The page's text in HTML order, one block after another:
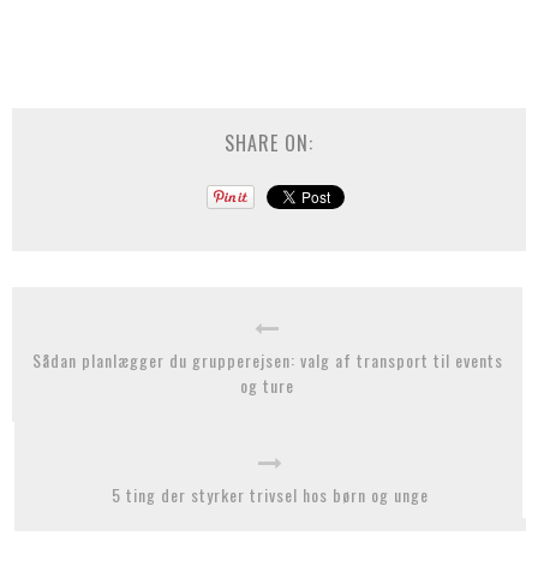
SHARE ON:
Sådan planlægger du grupperejsen: valg af transport til events
og ture
5 ting der styrker trivsel hos børn og unge